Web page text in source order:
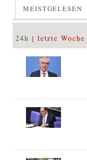
MEISTGELESEN
24h letzte Woche